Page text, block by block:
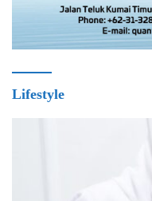
Lifestyle